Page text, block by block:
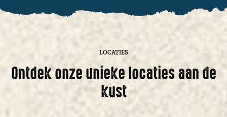
LOCATIES
Ontdek onze unieke locaties aan de
kust